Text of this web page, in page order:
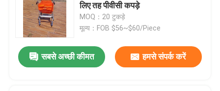
लिए तह पीवीसी कपड़े
MOQ：20 टुकड़े
मूल्य：FOB $56~$60/Piece
सबसे अच्छी कीमत हमसे संपर्क करें